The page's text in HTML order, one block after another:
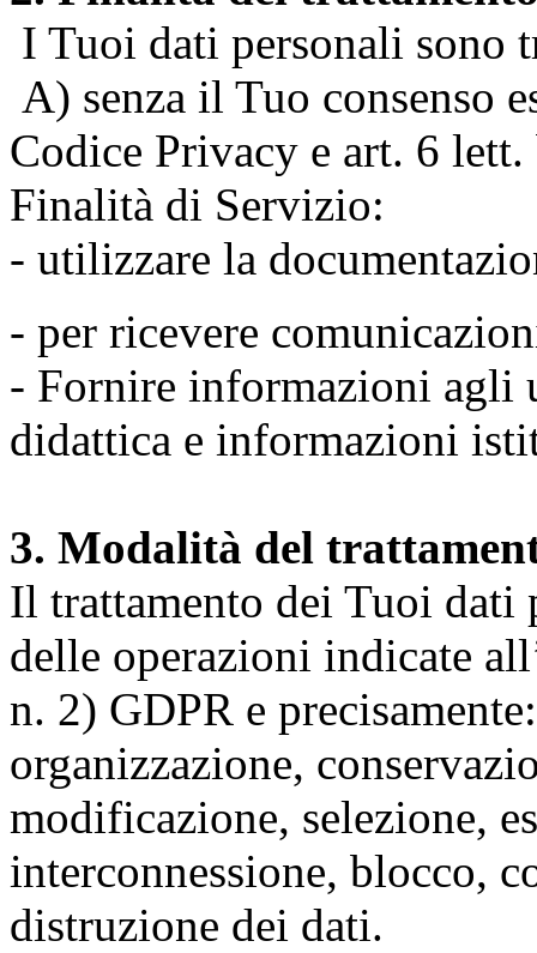
I Tuoi dati personali sono
A) senza il Tuo consenso
Codice Privacy e art. 6
Finalità di Servizio:
- utilizzare la
- per ricevere
- Fornire informazioni agli
didattica e informazioni
3. Modalità del
Il trattamento dei Tuoi dati
delle operazioni indicate
n. 2) GDPR e
organizzazione,
modificazione, selezione,
interconnessione, blocco,
distruzione dei dati.